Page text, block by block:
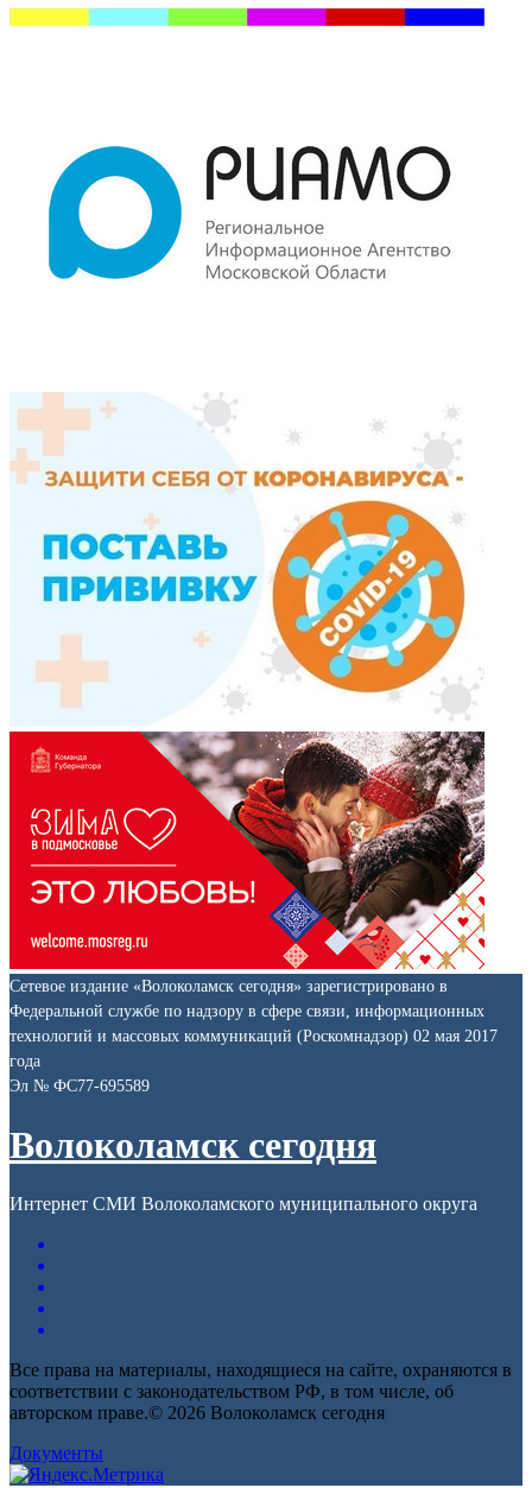
Сетевое издание «Волоколамск сегодня» зарегистрировано в
Федеральной службе по надзору в сфере связи, информационных
технологий и массовых коммуникаций (Роскомнадзор) 02 мая 2017
года
Эл № ФС77-695589
Волоколамск сегодня
Интернет СМИ Волоколамского муниципального округа
Все права на материалы, находящиеся на сайте, охраняются в
соответствии с законодательством РФ, в том числе, об
авторском праве.© 2026 Волоколамск сегодня
Документы